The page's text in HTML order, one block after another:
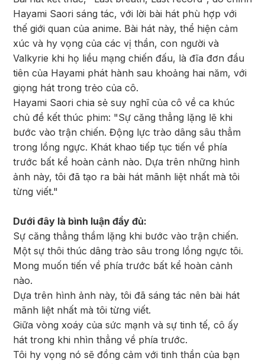
Hayami Saori sáng tác, với lời bài hát phù hợp với
thế giới quan của anime. Bài hát này, thể hiện cảm
xúc và hy vọng của các vị thần, con người và
Valkyrie khi họ liều mạng chiến đấu, là đĩa đơn đầu
tiên của Hayami phát hành sau khoảng hai năm, với
giọng hát trong trẻo của cô.
Hayami Saori chia sẻ suy nghĩ của cô về ca khúc
chủ đề kết thúc phim: "Sự căng thẳng lặng lẽ khi
bước vào trận chiến. Động lực trào dâng sâu thẳm
trong lồng ngực. Khát khao tiếp tục tiến về phía
trước bất kể hoàn cảnh nào. Dựa trên những hình
ảnh này, tôi đã tạo ra bài hát mãnh liệt nhất mà tôi
từng viết."
Dưới đây là bình luận đầy đủ:
Sự căng thẳng thầm lặng khi bước vào trận chiến.
Một sự thôi thúc dâng trào sâu trong lồng ngực tôi.
Mong muốn tiến về phía trước bất kể hoàn cảnh
nào.
Dựa trên hình ảnh này, tôi đã sáng tác nên bài hát
mãnh liệt nhất mà tôi từng viết.
Giữa vòng xoáy của sức mạnh và sự tinh tế, cô ấy
hát trong khi nhìn thẳng về phía trước.
Tôi hy vọng nó sẽ đồng cảm với tinh thần của bạn